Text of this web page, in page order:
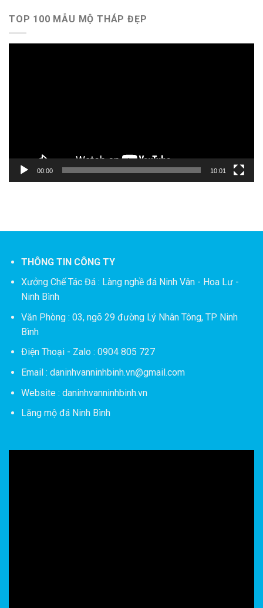
TOP 100 MẪU MỘ THÁP ĐẸP
00:00 10:01
THÔNG TIN CÔNG TY
Xưởng Chế Tác Đá : Làng nghề đá Ninh Vân - Hoa Lư -
Ninh Bình
Văn Phòng : 03, ngõ 29 đường Lý Nhân Tông, TP Ninh
Bình
Điện Thoại - Zalo : 0904 805 727
Email : daninhvanninhbinh.vn@gmail.com
Website : daninhvanninhbinh.vn
Lăng mộ đá Ninh Bình